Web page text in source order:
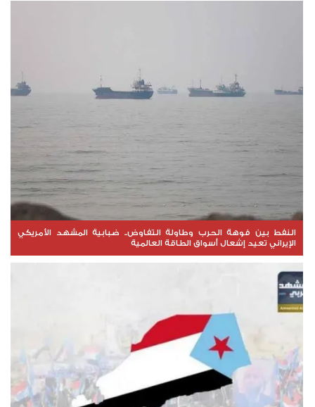
النفط بين فوهة الحرب وطاولة التفاوض.. ضبابية المشهد الأمريكي
الإيراني تعيد إشعال أسواق الطاقة العالمية